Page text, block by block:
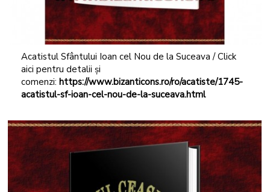
Acatistul Sfântului Ioan cel Nou de la Suceava / Click
aici pentru detalii și
comenzi: https://www.bizanticons.ro/ro/acatiste/1745-
acatistul-sf-ioan-cel-nou-de-la-suceava.html